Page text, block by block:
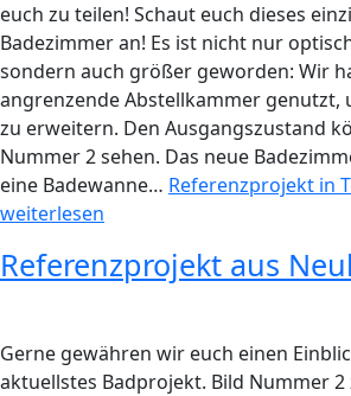
euch zu teilen! Schaut euch dieses
Badezimmer an! Es ist nicht nur
sondern auch größer geworden: Wir
angrenzende Abstellkammer genutzt,
zu erweitern. Den Ausgangszustand
Nummer 2 sehen. Das neue
eine Badewanne… Referenzprojekt in
weiterlesen
Referenzprojekt aus
Gerne gewähren wir euch einen
aktuellstes Badprojekt. Bild Nummer 2